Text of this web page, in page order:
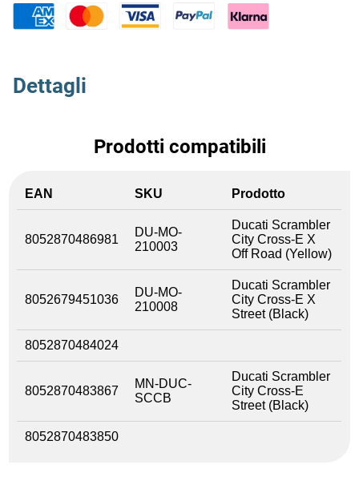
Dettagli
Prodotti compatibili
EAN SKU Prodotto
8052870486981
DU-MO-
210003
Ducati Scrambler
City Cross-E X
Off Road (Yellow)
8052679451036
DU-MO-
210008
Ducati Scrambler
City Cross-E X
Street (Black)
8052870484024
8052870483867
MN-DUC-
SCCB
Ducati Scrambler
City Cross-E
Street (Black)
8052870483850